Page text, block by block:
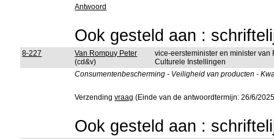
Antwoord
Ook gesteld aan :
8-227
Van Rompuy Peter
(cd&v)
vice-eersteminister en minister
Culturele Instellingen
Consumentenbescherming - Veiligheid van producten -
Verzendingvraag (Einde van de antwoordtermijn: 26/6/
Ook gesteld aan :